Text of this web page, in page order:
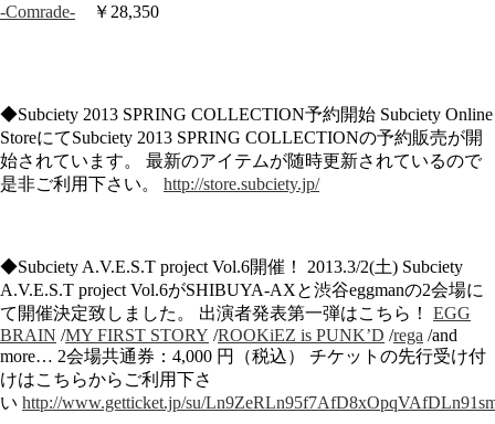
-Comrade- ￥28,350
◆Subciety 2013 SPRING COLLECTION予約開始 Subciety Online
StoreにてSubciety 2013 SPRING COLLECTIONの予約販売が開
始されています。 最新のアイテムが随時更新されているので
是非ご利用下さい。 http://store.subciety.jp/
◆Subciety A.V.E.S.T project Vol.6開催！ 2013.3/2(土) Subciety
A.V.E.S.T project Vol.6がSHIBUYA-AXと渋谷eggmanの2会場に
て開催決定致しました。 出演者発表第一弾はこちら！ EGG
BRAIN /MY FIRST STORY /ROOKiEZ is PUNK’D /rega /and
more… 2会場共通券：4,000 円（税込） チケットの先行受け付
けはこちらからご利用下さ
い http://www.getticket.jp/su/